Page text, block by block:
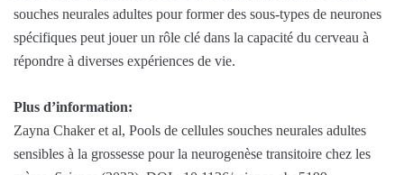
souches neurales adultes pour former des sous-types de neurones
spécifiques peut jouer un rôle clé dans la capacité du cerveau à
répondre à diverses expériences de vie.
Plus d’information:
Zayna Chaker et al, Pools de cellules souches neurales adultes
sensibles à la grossesse pour la neurogenèse transitoire chez les